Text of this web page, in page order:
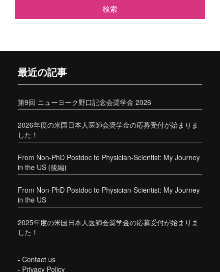
最近の記事
第9回 ニューヨーク野口記念会奨学金 2026
2026年度の米国日本人医師会奨学金の応募受付が始まりま
した！
From Non-PhD Postdoc to Physician-Scientist: My Journey
in the US (後編)
From Non-PhD Postdoc to Physician-Scientist: My Journey
in the US
2025年度の米国日本人医師会奨学金の応募受付が始まりま
した！
- Contact us
- Privacy Policy